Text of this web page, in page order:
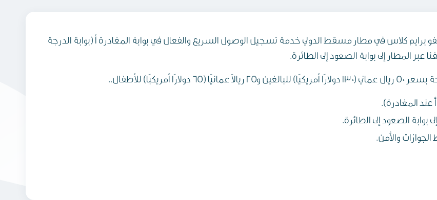
برايم كلاس في مطار مسقط الدولي خدمة تسجيل الوصول السريع والفعال في بوابة المغادرة أ (بوابة الدرجة
المطار إلى بوابة الصعود إلى الطائرة.
المغادرة).
الصعود إلى الطائرة.
والأمن.